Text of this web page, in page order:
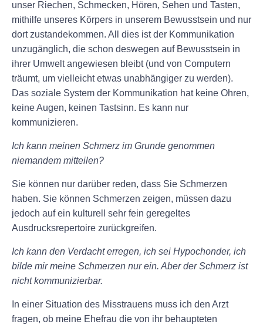
unser Riechen, Schmecken, Hören, Sehen und Tasten,
mithilfe unseres Körpers in unserem Bewusstsein und nur
dort zustandekommen. All dies ist der Kommunikation
unzugänglich, die schon deswegen auf Bewusstsein in
ihrer Umwelt angewiesen bleibt (und von Computern
träumt, um vielleicht etwas unabhängiger zu werden).
Das soziale System der Kommunikation hat keine Ohren,
keine Augen, keinen Tastsinn. Es kann nur
kommunizieren.
Ich kann meinen Schmerz im Grunde genommen
niemandem mitteilen?
Sie können nur darüber reden, dass Sie Schmerzen
haben. Sie können Schmerzen zeigen, müssen dazu
jedoch auf ein kulturell sehr fein geregeltes
Ausdrucksrepertoire zurückgreifen.
Ich kann den Verdacht erregen, ich sei Hypochonder, ich
bilde mir meine Schmerzen nur ein. Aber der Schmerz ist
nicht kommunizierbar.
In einer Situation des Misstrauens muss ich den Arzt
fragen, ob meine Ehefrau die von ihr behaupteten